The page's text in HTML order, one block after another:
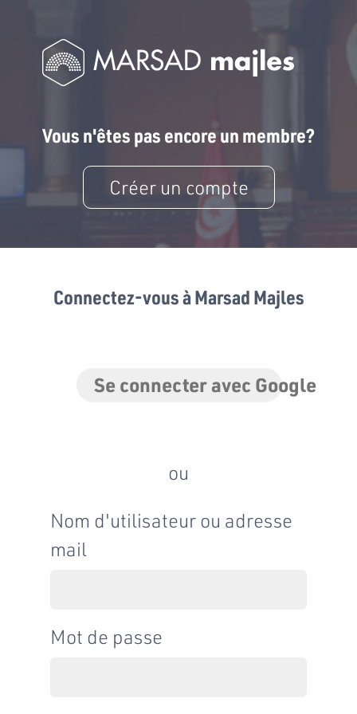
Vous n'êtes pas encore un membre?
Créer un compte
Connectez-vous à Marsad Majles
Se connecter avec Google
ou
Nom d'utilisateur ou adresse
mail
Mot de passe